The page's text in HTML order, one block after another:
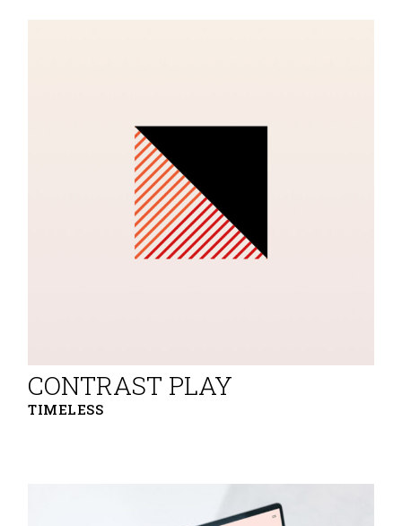
TIMELESS
CONTRAST PLAY